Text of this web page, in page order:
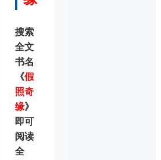
搜索
全文
书名
《假
照奇
缘》
即可
阅读
全